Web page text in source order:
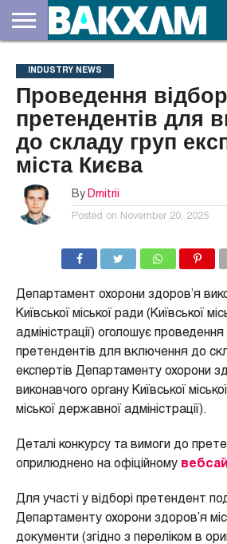
US
DOCUMENTS
NEWS
CONTACTS
INDUSTRY NEWS
Проведення
претендентів для
до складу груп
міста Києва
By Dmitrii
Posted on November 20, 2025
Департамент охорони здоров’я
Київської міської ради (Київської
адміністрації) оголошує проведення
претендентів для включення до
експертів Департаменту охорони
виконавчого органу Київської
міської державної адміністрації).
Деталі конкурсу та вимоги до
оприлюднено на офіційному
Для участі у відборі претендент
Департаменту охорони здоров’я
документи (згідно з переліком в